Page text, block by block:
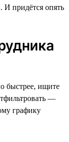
И придётся опять
быстрее, ищите
—
графику